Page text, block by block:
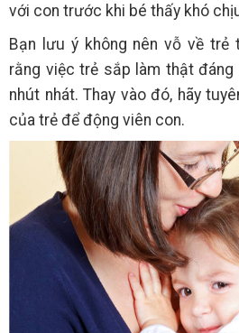
với con trước khi bé thấy khó
Bạn lưu ý không nên vỗ về trẻ
rằng việc trẻ sắp làm thật
nhút nhát. Thay vào đó, hãy
của trẻ để động viên con.